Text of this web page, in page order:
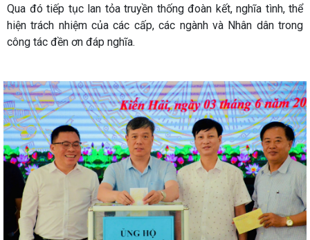
Qua đó tiếp tục lan tỏa truyền thống đoàn kết, nghĩa tình, thể
hiện trách nhiệm của các cấp, các ngành và Nhân dân trong
công tác đền ơn đáp nghĩa.